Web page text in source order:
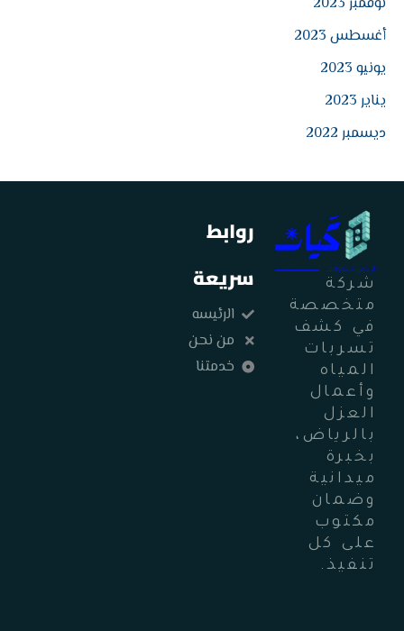
أغسطس 2023
يونيو 2023
يناير 2023
ديسمبر 2022
شركة
متخصصة
في كشف
تسربات
المياه
وأعمال
العزل
بالرياض،
بخبرة
ميدانية
وضمان
مكتوب
على كل
تنفيذ.
روابط
سريعة
الرئيسه
من نحن
خدمتنا